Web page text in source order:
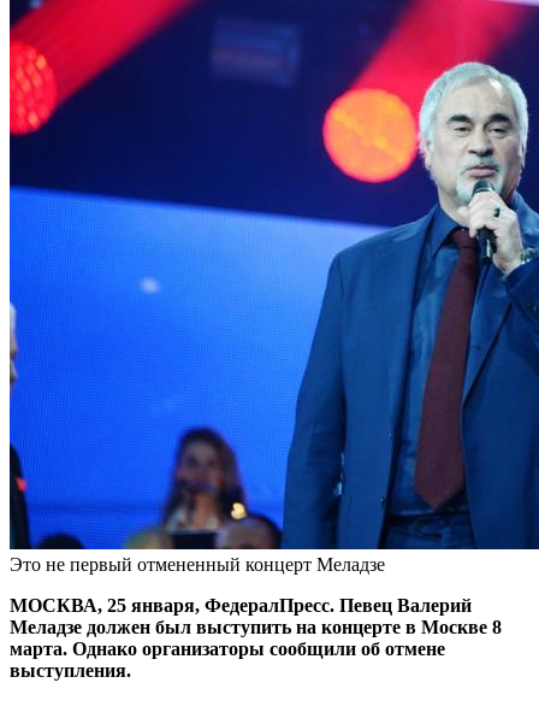
Это не первый отмененный концерт Меладзе
МОСКВА, 25 января, ФедералПресс. Певец Валерий
Меладзе должен был выступить на концерте в Москве 8
марта. Однако организаторы сообщили об отмене
выступления.